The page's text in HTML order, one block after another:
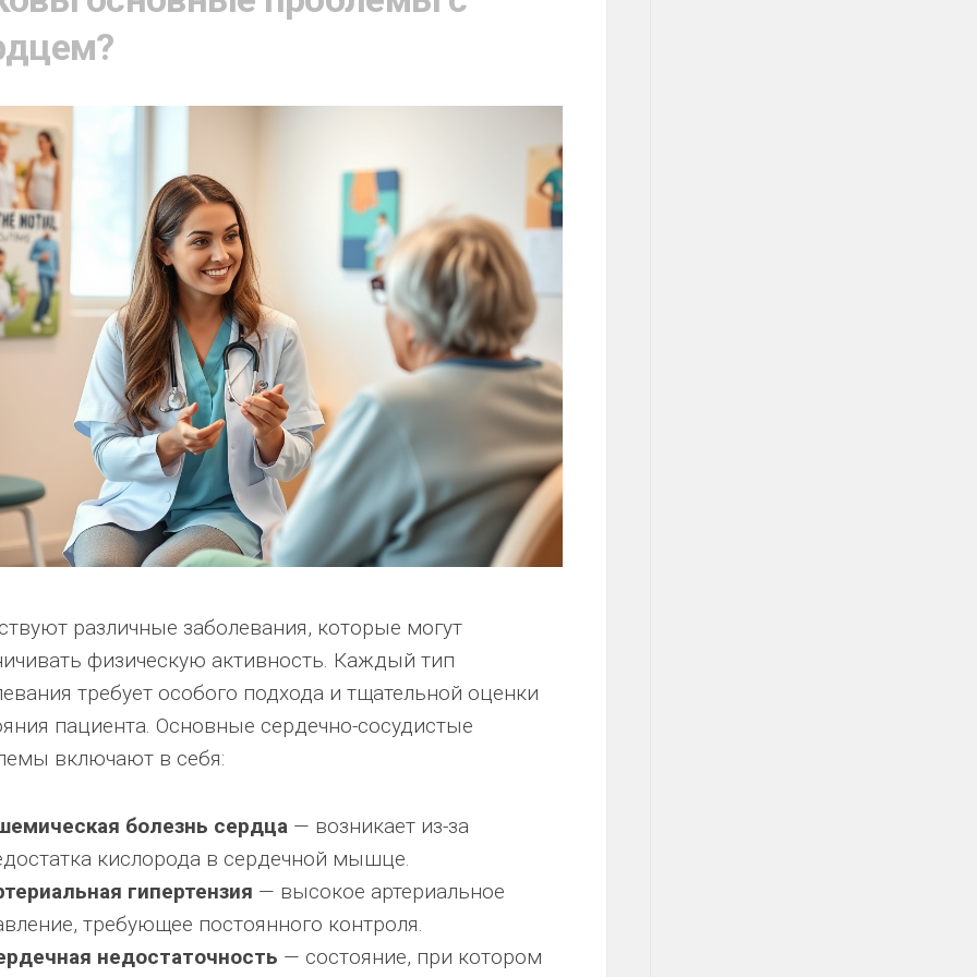
различные заболевания, которые могут
физическую активность. Каждый тип
требует особого подхода и тщательной оценки
пациента. Основные сердечно-сосудистые
включают в себя:
болезнь сердца — возникает из-за
кислорода в сердечной мышце.
гипертензия — высокое артериальное
требующее постоянного контроля.
недостаточность — состояние, при котором